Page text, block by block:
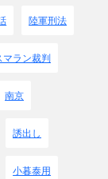
陸軍刑法
マラン裁判
南京
誘出し
小暮泰用